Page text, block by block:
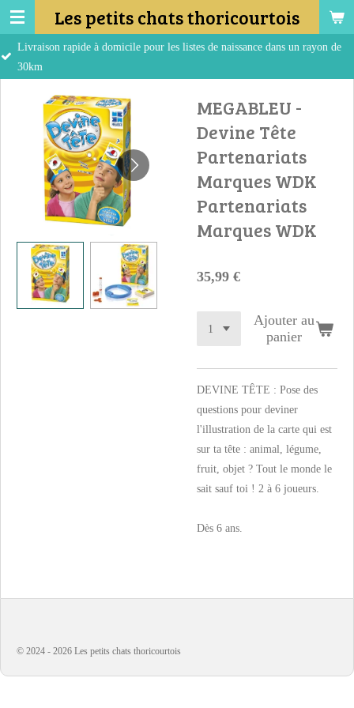
Passer
au
contenu
Les petits chats thoricourtois
à domicile pour les listes de naissance dans un rayon de
MEGABLEU -
Devine Tête
Partenariats
Marques WDK
Partenariats
Marques WDK
35,99 €
Ajouter au
panier
DEVINE TÊTE : Pose des
questions pour deviner
l'illustration de la carte qui est
sur ta tête : animal, légume,
fruit, objet ? Tout le monde le
sait sauf toi ! 2 à 6 joueurs.
Dès 6 ans.
© 2024 - 2026 Les petits chats thoricourtois